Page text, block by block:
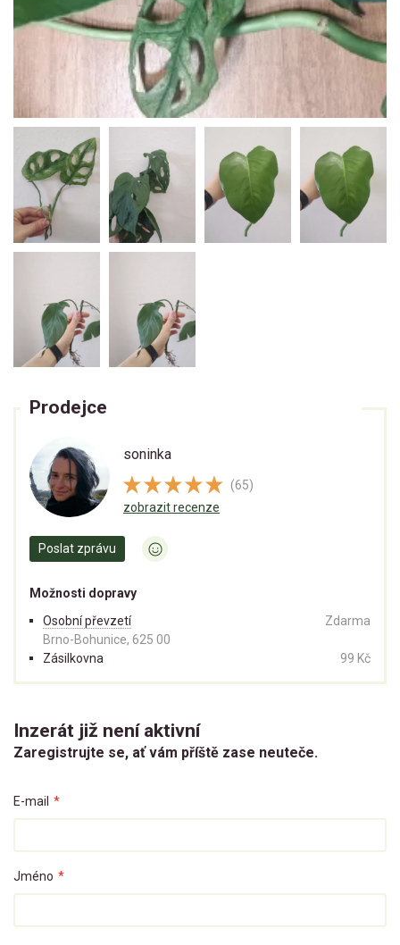
Prodejce
soninka
(65)
zobrazit recenze
Poslat zprávu
Možnosti dopravy
Osobní převzetí
Brno-Bohunice, 625 00
Zdarma
Zásilkovna 99 Kč
Inzerát již není aktivní
Zaregistrujte se, ať vám příště zase neuteče.
E-mail *
Jméno *